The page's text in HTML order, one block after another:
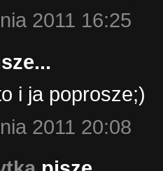
2011 16:25
i ja poprosze;)
2011 20:08